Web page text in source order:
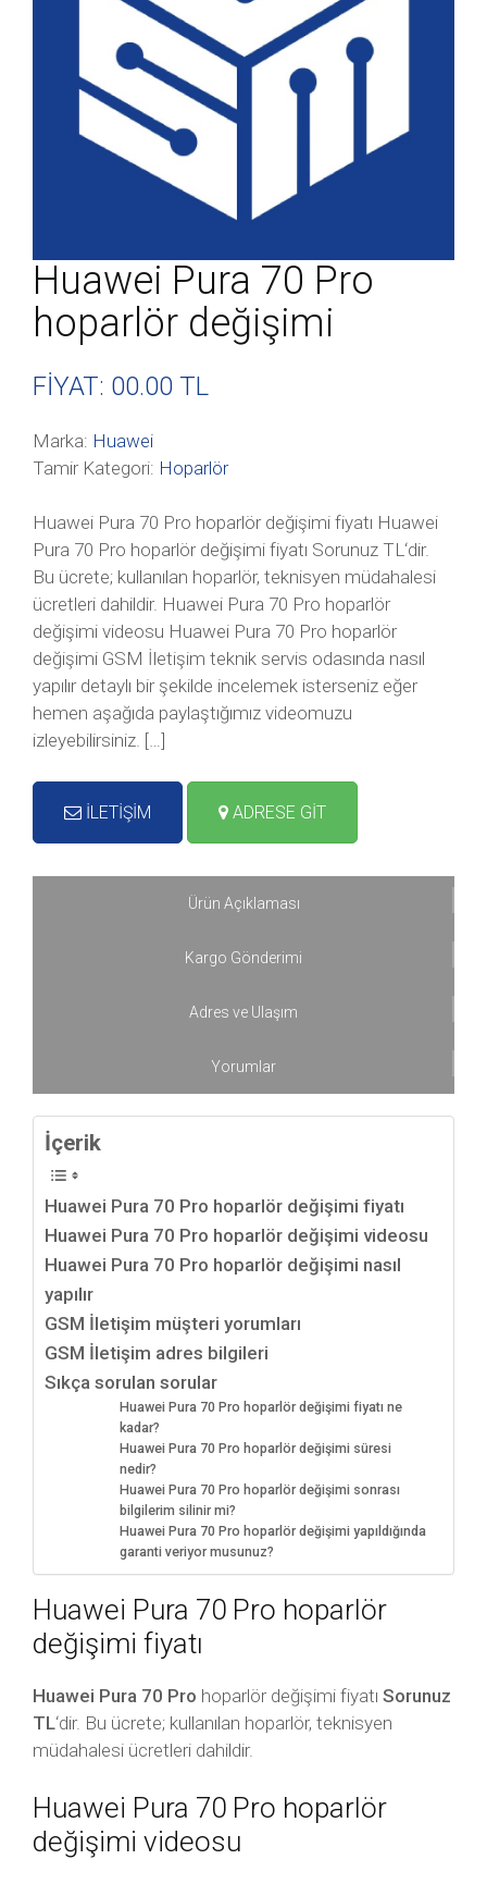
Huawei Pura 70 Pro
hoparlör değişimi
FİYAT: 00.00 TL
Marka: Huawei
Tamir Kategori: Hoparlör
Huawei Pura 70 Pro hoparlör değişimi fiyatı Huawei
Pura 70 Pro hoparlör değişimi fiyatı Sorunuz TL‘dir.
Bu ücrete; kullanılan hoparlör, teknisyen müdahalesi
ücretleri dahildir. Huawei Pura 70 Pro hoparlör
değişimi videosu Huawei Pura 70 Pro hoparlör
değişimi GSM İletişim teknik servis odasında nasıl
yapılır detaylı bir şekilde incelemek isterseniz eğer
hemen aşağıda paylaştığımız videomuzu
izleyebilirsiniz. […]
İLETİŞİM ADRESE GİT
Ürün Açıklaması
Kargo Gönderimi
Adres ve Ulaşım
Yorumlar
İçerik
Huawei Pura 70 Pro hoparlör değişimi fiyatı
Huawei Pura 70 Pro hoparlör değişimi videosu
Huawei Pura 70 Pro hoparlör değişimi nasıl
yapılır
GSM İletişim müşteri yorumları
GSM İletişim adres bilgileri
Sıkça sorulan sorular
Huawei Pura 70 Pro hoparlör değişimi fiyatı ne
kadar?
Huawei Pura 70 Pro hoparlör değişimi süresi
nedir?
Huawei Pura 70 Pro hoparlör değişimi sonrası
bilgilerim silinir mi?
Huawei Pura 70 Pro hoparlör değişimi yapıldığında
garanti veriyor musunuz?
Huawei Pura 70 Pro hoparlör
değişimi fiyatı
Huawei Pura 70 Pro hoparlör değişimi fiyatı Sorunuz
TL‘dir. Bu ücrete; kullanılan hoparlör, teknisyen
müdahalesi ücretleri dahildir.
Huawei Pura 70 Pro hoparlör
değişimi videosu